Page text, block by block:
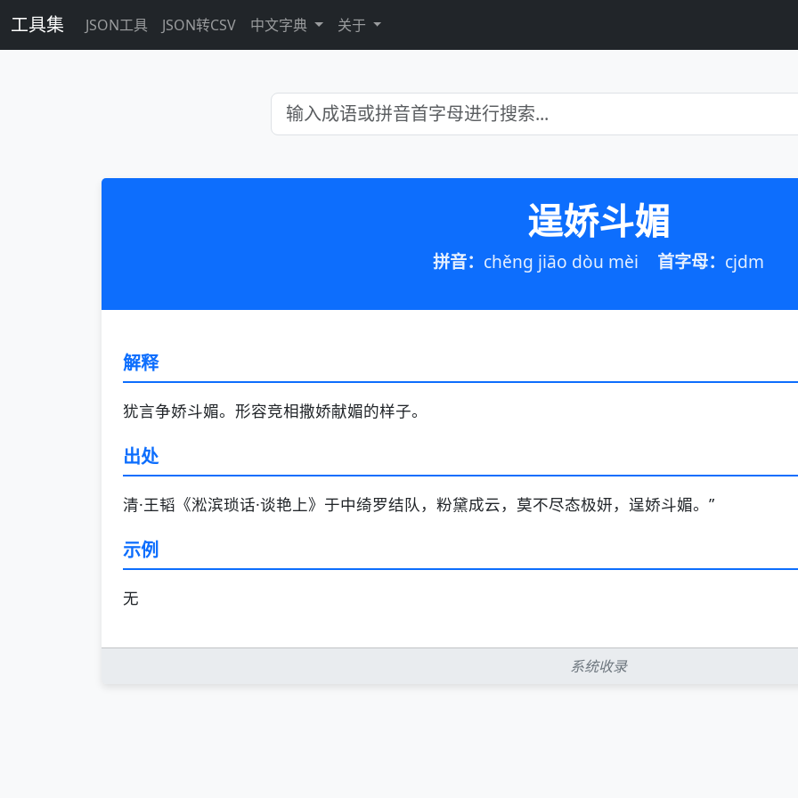
工具集 JSON工具 JSON转CSV 中文字典 关于
逞娇斗媚
拼音： chěng jiāo dòu mèi 首字母： cjdm
解释
犹言争娇斗媚。形容竞相撒娇献媚的样子。
出处
清·王韬《淞滨琐话·谈艳上》于中绮罗结队，粉黛成云，莫不尽态极妍，逞娇斗媚。”
示例
无
系统收录